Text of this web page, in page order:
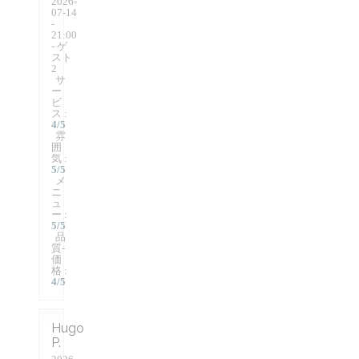
07-14
-
21:00
- ゲ
スト
2
サ
ー
ビ
ス :
4/5
雰
囲
気 :
5/5
メ
ニ
ュ
ー :
5/5
品
質-
価
格 :
4/5
Hugo
P